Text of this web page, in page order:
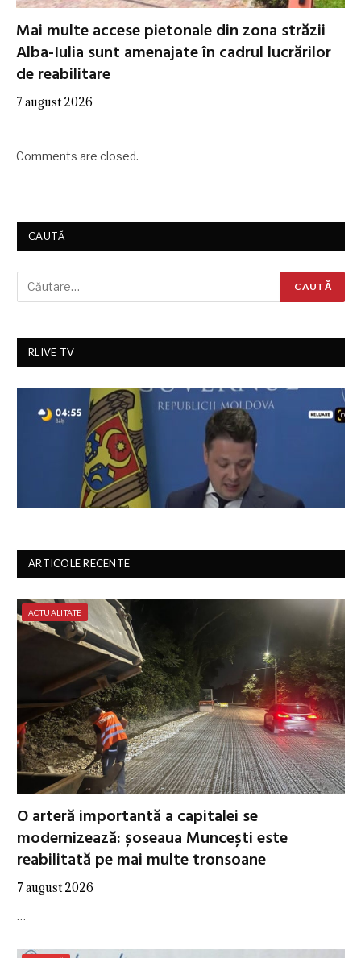
Mai multe accese pietonale din zona străzii
Alba-Iulia sunt amenajate în cadrul lucrărilor
de reabilitare
7 august 2026
Comments are closed.
CAUTĂ
RLIVE TV
ARTICOLE RECENTE
ACTUALITATE
O arteră importantă a capitalei se
modernizează: șoseaua Muncești este
reabilitată pe mai multe tronsoane
7 august 2026
…